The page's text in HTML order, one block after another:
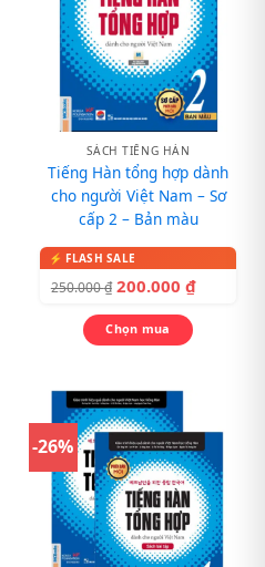
SÁCH TIẾNG HÀN
Tiếng Hàn tổng hợp dành
cho người Việt Nam – Sơ
cấp 2 – Bản màu
250.000₫ 200.000 ₫
Chọn mua
-26%